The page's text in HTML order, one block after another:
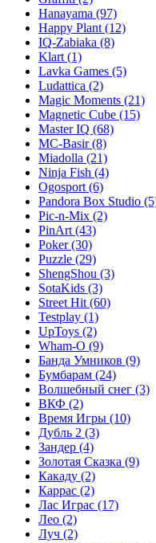
Hanayama (97)
Happy Plant (12)
IQ-Zabiaka (8)
Klart (1)
Lavka Games (5)
Ludattica (2)
Magic Moments (21)
Magnetic Cube (15)
Master IQ (68)
MC-Basir(8)
Miadolla (21)
Ninja Fish (4)
Ogosport (6)
Pandora Box Studio
Pic-n-Mix (2)
PinArt (43)
Poker(30)
Puzzle (29)
ShengShou (3)
SotaKids (3)
Street Hit (60)
Testplay (1)
UpToys (2)
Wham-O (9)
Банда Умников (9)
Бумбарам (24)
Волшебный снег (3)
ВКФ (2)
Время Игры (10)
Дубль 2 (3)
Зандер (4)
Золотая Сказка (9)
Какаду (2)
Каррас (2)
Лас Играс (17)
Лео (2)
Луч (2)